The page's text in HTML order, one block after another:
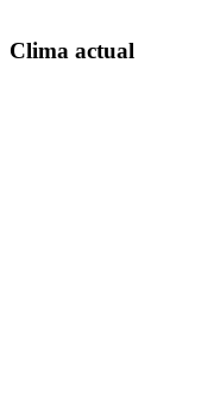
Clima actual